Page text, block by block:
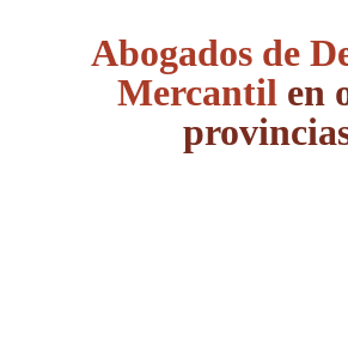
Abogados de
Mercantil en